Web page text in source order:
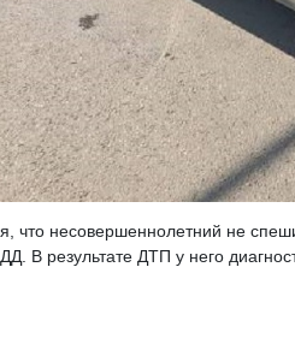
что несовершеннолетний не
В результате ДТП у него